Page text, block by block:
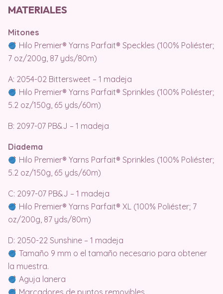
MATERIALES
Mitones
Hilo Premier® Yarns Parfait® Speckles (100% Poliéster;
7 oz/200g, 87 yds/80m)
A: 2054-02 Bittersweet – 1 madeja
Hilo Premier® Yarns Parfait® Sprinkles (100% Poliéster;
5.2 oz/150g, 65 yds/60m)
B: 2097-07 PB&J – 1 madeja
Diadema
Hilo Premier® Yarns Parfait® Sprinkles (100% Poliéster;
5.2 oz/150g, 65 yds/60m)
C: 2097-07 PB&J – 1 madeja
Hilo Premier® Yarns Parfait® XL (100% Poliéster; 7
oz/200g, 87 yds/80m)
D: 2050-22 Sunshine – 1 madeja
Tamaño 9 mm o el tamaño necesario para obtener
la muestra.
Aguja lanera
Marcadores de puntos removibles